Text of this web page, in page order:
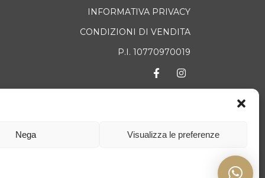
Nega Visualizza le preferenze
INFORMATIVA PRIVACY
CONDIZIONI DI VENDITA
P.I. 10770970019